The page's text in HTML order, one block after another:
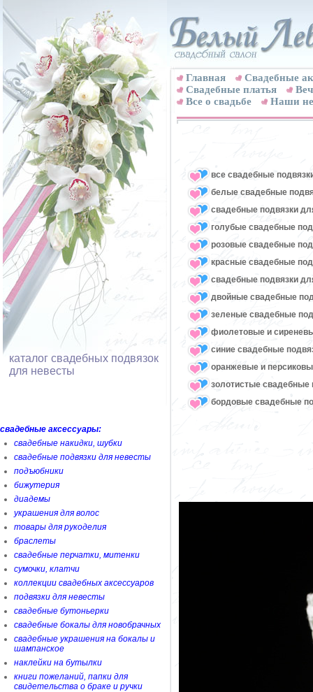
каталог свадебных подвязок
для невесты
свадебные аксессуары:
свадебные накидки, шубки
свадебные подвязки для невесты
подъюбники
бижутерия
диадемы
украшения для волос
товары для рукоделия
браслеты
свадебные перчатки, митенки
сумочки, клатчи
коллекции свадебных аксессуаров
подвязки для невесты
свадебные бутоньерки
свадебные бокалы для новобрачных
свадебные украшения на бокалы и
шампанское
наклейки на бутылки
книги пожеланий, папки для
свидетельства о браке и ручки
Главная
Свадебные
Cвадебные платья
Все о свадьбе
Наши
все свадебные
белые свадебные
свадебные подвязки
голубые свадебные
розовые свадебные
красные свадебные
свадебные подвязки
двойные свадебные
зеленые свадебные
фиолетовые и
синие свадебные
оранжевые и
золотистые свадебные
бордовые свадебные